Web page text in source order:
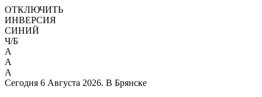
ОТКЛЮЧИТЬ
ИНВЕРСИЯ
СИНИЙ
Ч/Б
A
A
A
Сегодня 6 Августа 2026. В Брянске